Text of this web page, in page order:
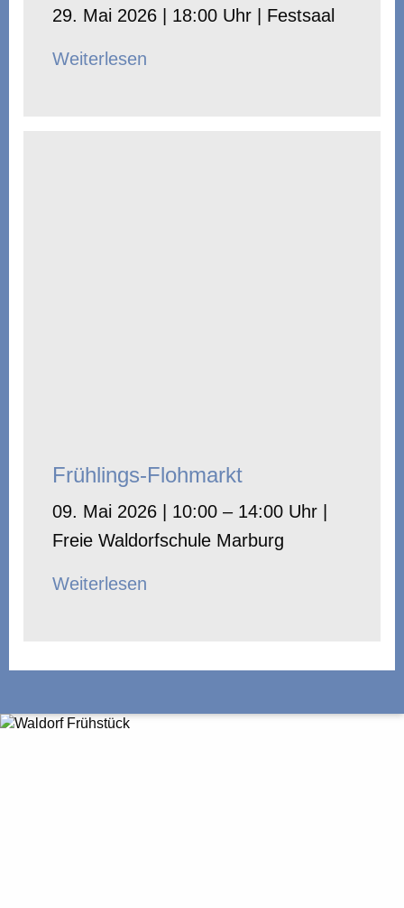
29. Mai 2026 | 18:00 Uhr | Festsaal
Weiterlesen
Frühlings-Flohmarkt
09. Mai 2026 | 10:00 – 14:00 Uhr |
Freie Waldorfschule Marburg
Weiterlesen